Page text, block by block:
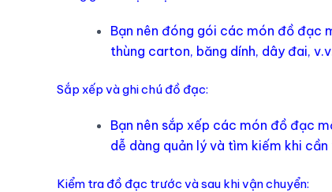
Bạn nên đóng gói các món đồ đạc
thùng carton, băng dính, dây đai,
Sắp xếp và ghi chú đồ đạc:
Bạn nên sắp xếp các món đồ đạc
dễ dàng quản lý và tìm kiếm khi
Kiểm tra đồ đạc trước và sau khi vận chuyển: